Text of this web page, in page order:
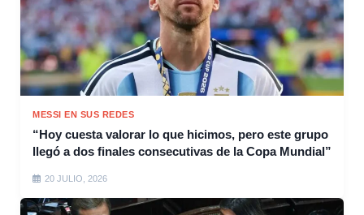
MESSI EN SUS REDES
“Hoy cuesta valorar lo que hicimos, pero este grupo
llegó a dos finales consecutivas de la Copa Mundial”
20 JULIO, 2026